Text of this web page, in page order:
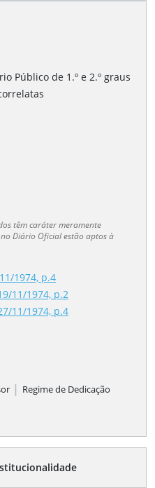
Público de 1.º e 2.º graus
têm caráter meramente
Diário Oficial estão aptos à
1974, p.4
11/1974, p.2
11/1974, p.4
| Regime de Dedicação